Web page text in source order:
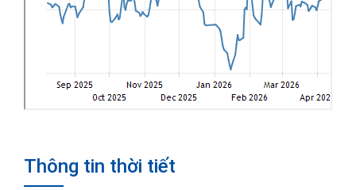
Thông tin thời tiết